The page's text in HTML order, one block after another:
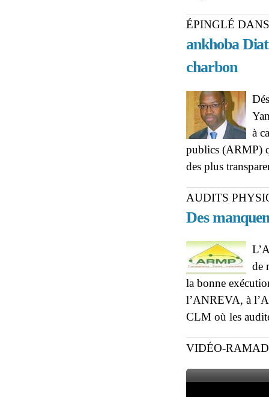
ÉPINGLÉ
ankhoba
charbon
à
publics (ARMP)
des plus
AUDITS
Des
de
la bonne
l’ANREVA, à
CLM où les
VIDÉO-